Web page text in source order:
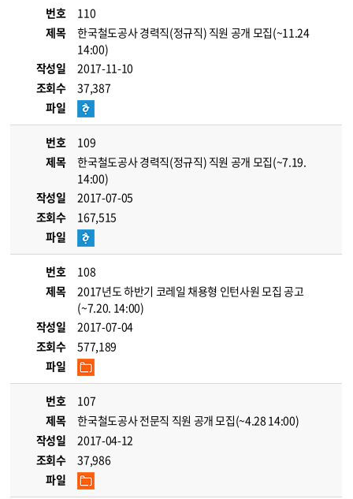
번호
110
제목
한국철도공사 경력직(정규직) 직원 공개 모집(~11.24
14:00)
작성일
2017-11-10
조회수
37,387
파일
번호
109
제목
한국철도공사 경력직(정규직) 직원 공개 모집(~7.19.
14:00)
작성일
2017-07-05
조회수
167,515
파일
번호
108
제목
2017년도 하반기 코레일 채용형 인턴사원 모집 공고
(~7.20. 14:00)
작성일
2017-07-04
조회수
577,189
파일
번호
107
제목
한국철도공사 전문직 직원 공개 모집(~4.28 14:00)
작성일
2017-04-12
조회수
37,986
파일